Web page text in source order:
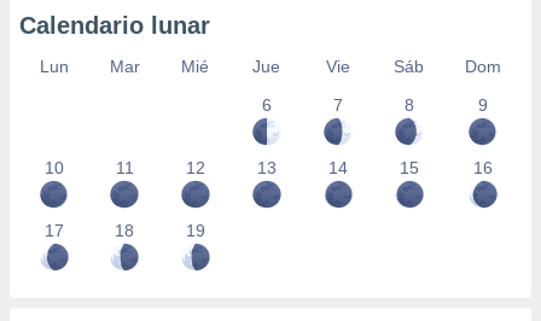
Calendario lunar
Lun Mar Mié Jue Vie Sáb
Dom
6
7 8 9
10 11 12 13 14 15 16
17 18 19